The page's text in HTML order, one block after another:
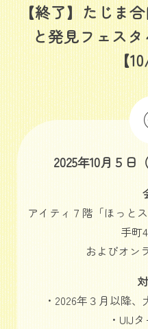
【終了】たじま
と発見フェス
【
2025年10月５日
アイティ７階「ほっと
手町
およびオン
・2026年３月以降
・UIJ